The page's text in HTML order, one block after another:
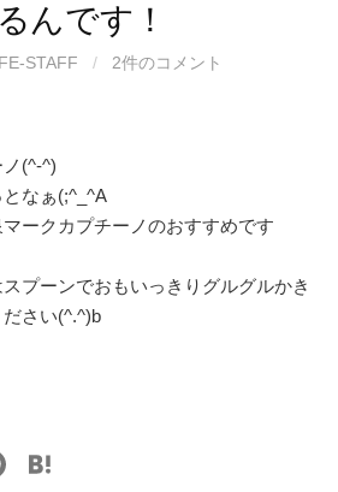
んです！
STAFF / 2件のコメント
(^-^)
なぁ(;^_^A
ークカプチーノのおすすめです
プーンでおもいっきりグルグルかき
さい(^.^)b
Pi